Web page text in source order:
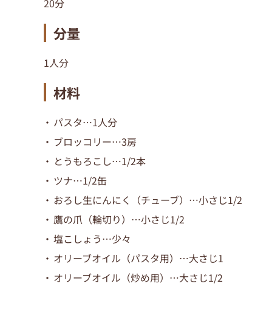
20分
分量
1人分
材料
パスタ…1人分
ブロッコリー…3房
とうもろこし…1/2本
ツナ…1/2缶
おろし生にんにく（チューブ） …小さじ1/2
鷹の爪（輪切り） …小さじ1/2
塩こしょう…少々
オリーブオイル（パスタ用） …大さじ1
オリーブオイル（炒め用） …大さじ1/2